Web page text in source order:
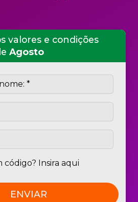
valores e condições
Agosto
código? Insira aqui